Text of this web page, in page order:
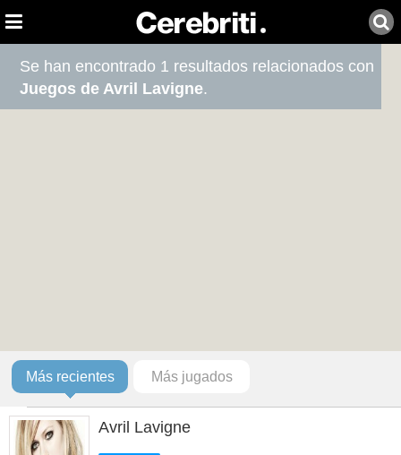
Se han encontrado 1 resultados relacionados con
Juegos de Avril Lavigne.
Más recientes Más jugados
Avril Lavigne